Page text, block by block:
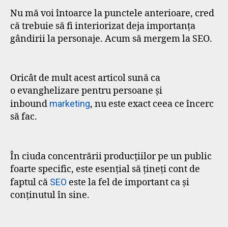
Nu mă voi întoarce la punctele anterioare, cred
că trebuie să fi interiorizat deja importanța
gândirii la personaje. Acum să mergem la SEO.
Oricât de mult acest articol sună ca
o evanghelizare pentru persoane și
inbound marketing, nu este exact ceea ce încerc
să fac.
În ciuda concentrării producțiilor pe un public
foarte specific, este esențial să țineți cont de
faptul că SEO este la fel de important ca și
conținutul în sine.